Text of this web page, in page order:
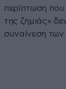
περίπτωση που
της ζημιάς»
συναίνεση των